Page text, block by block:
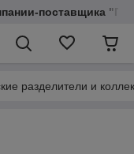
поставщика
разделители и